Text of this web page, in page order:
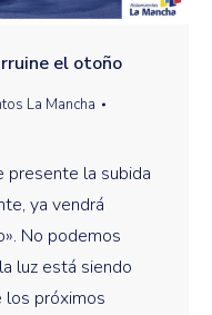
el otoño
La Mancha
presente la subida
ya vendrá
No podemos
luz está siendo
los próximos